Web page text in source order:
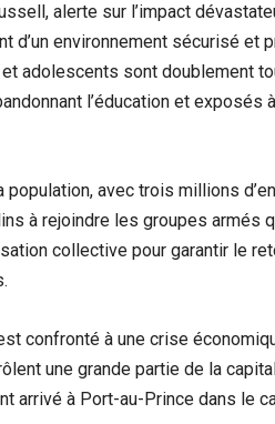
alerte sur l’impact
environnement sécurisé et
adolescents sont doublement
l’éducation et exposés
population, avec trois millions
à rejoindre les groupes armés
collective pour garantir le
confronté à une crise
une grande partie de la
arrivé à Port-au-Prince dans le